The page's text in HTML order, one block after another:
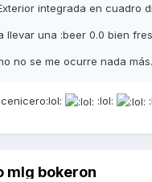
integrada en cuadro
llevar una :beer 0.0 bien
no se me ocurre nada
:lol:
mlg bokeron